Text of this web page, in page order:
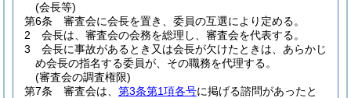
(会長等)
第6条
審査会に会長を置き、委員の互選により定める。
2
会長は、審査会の会務を総理し、審査会を代表する。
3
会長に事故があるとき又は会長が欠けたときは、あらかじ
め会長の指名する委員が、その職務を代理する。
(審査会の調査権限)
第7条
審査会は、 第3条第1項各号に掲げる諮問があったと